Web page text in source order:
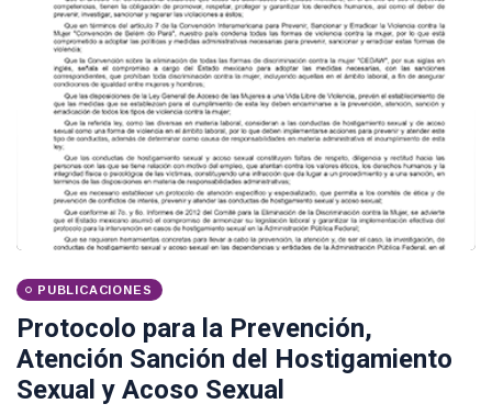
PUBLICACIONES
Protocolo para la Prevención,
Atención Sanción del Hostigamiento
Sexual y Acoso Sexual